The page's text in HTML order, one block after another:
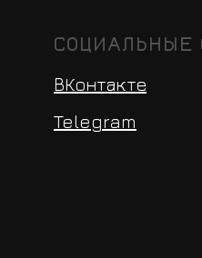
СОЦИАЛЬНЫЕ
ВКонтакте
Telegram